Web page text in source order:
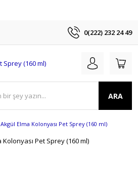
0(222) 232 24 49
ARA
Akgül Elma Kolonyası Pet Sprey (160 ml)